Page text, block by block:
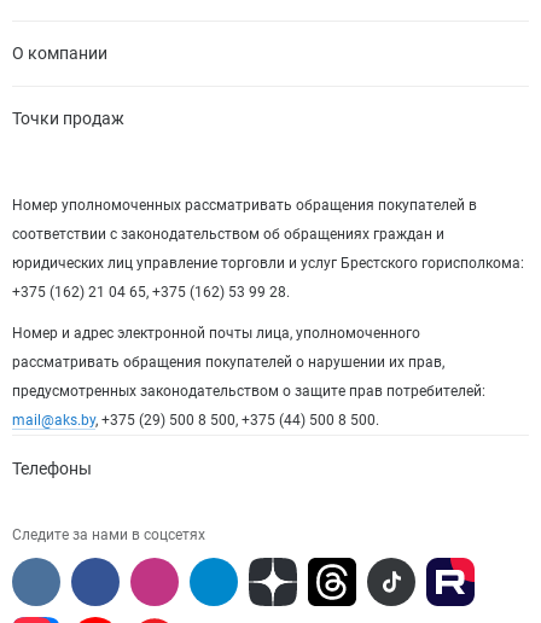
О компании
Точки продаж
Номер уполномоченных рассматривать обращения покупателей в
соответствии с законодательством об обращениях граждан и
юридических лиц управление торговли и услуг Брестского горисполкома:
+375 (162) 21 04 65, +375 (162) 53 99 28.
Номер и адрес электронной почты лица, уполномоченного
рассматривать обращения покупателей о нарушении их прав,
предусмотренных законодательством о защите прав потребителей:
mail@aks.by, +375 (29) 500 8 500, +375 (44) 500 8 500.
Телефоны
Следите за нами в соцсетях